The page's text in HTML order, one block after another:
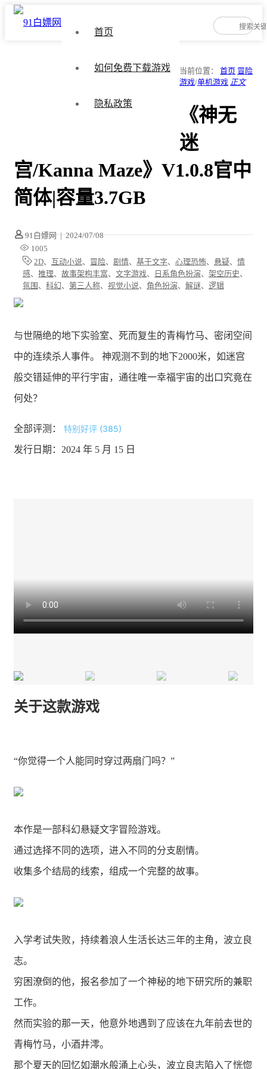
首页
如何免费下载游戏
隐私政策
当前位置： 首页 冒险
游戏/单机游戏 正文
《神无
迷
宫/Kanna Maze》V1.0.8官中
简体|容量3.7GB
91白嫖网 | 2024/07/08
1005
2D、 互动小说、 冒险、 剧情、 基于文字、 心理恐怖、 悬疑、 情
感、 推理、 故事架构丰富、 文字游戏、 日系角色扮演、 架空历史、
氛围 、 科幻、 第三人称、 视觉小说、 角色扮演、 解谜、 逻辑
与世隔绝的地下实验室、死而复生的青梅竹马、密闭空间
中的连续杀人事件。 神观测不到的地下2000米，如迷宫
般交错延伸的平行宇宙，通往唯一幸福宇宙的出口究竟在
何处？
全部评测： 特别好评 (385)
发行日期：2024 年 5 月 15 日
关于这款游戏
“你觉得一个人能同时穿过两扇门吗？”
本作是一部科幻悬疑文字冒险游戏。
通过选择不同的选项，进入不同的分支剧情。
收集多个结局的线索，组成一个完整的故事。
入学考试失败，持续着浪人生活长达三年的主角，波立良
志。
穷困潦倒的他，报名参加了一个神秘的地下研究所的兼职
工作。
然而实验的那一天，他意外地遇到了应该在九年前去世的
青梅竹马，小酒井澪。
那个夏天的回忆如潮水般涌上心头，波立良志陷入了恍惚